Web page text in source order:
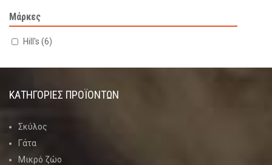
Μάρκες
Hill's (6)
ΚΑΤΗΓΟΡΊΕΣ ΠΡΟΪΌΝΤΩΝ
Σκύλος
Γάτα
Μικρό ζώο